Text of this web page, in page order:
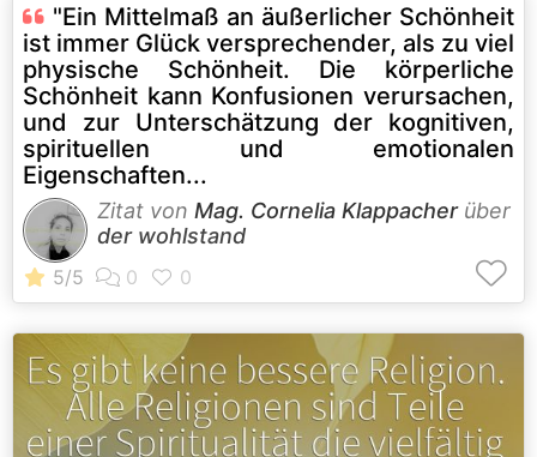
"Ein Mittelmaß an äußerlicher Schönheit
ist immer Glück versprechender, als zu viel
physische Schönheit. Die körperliche
Schönheit kann Konfusionen verursachen,
und zur Unterschätzung der kognitiven,
spirituellen und emotionalen
Eigenschaften...
Zitat von Mag. Cornelia Klappacherüber
der wohlstand